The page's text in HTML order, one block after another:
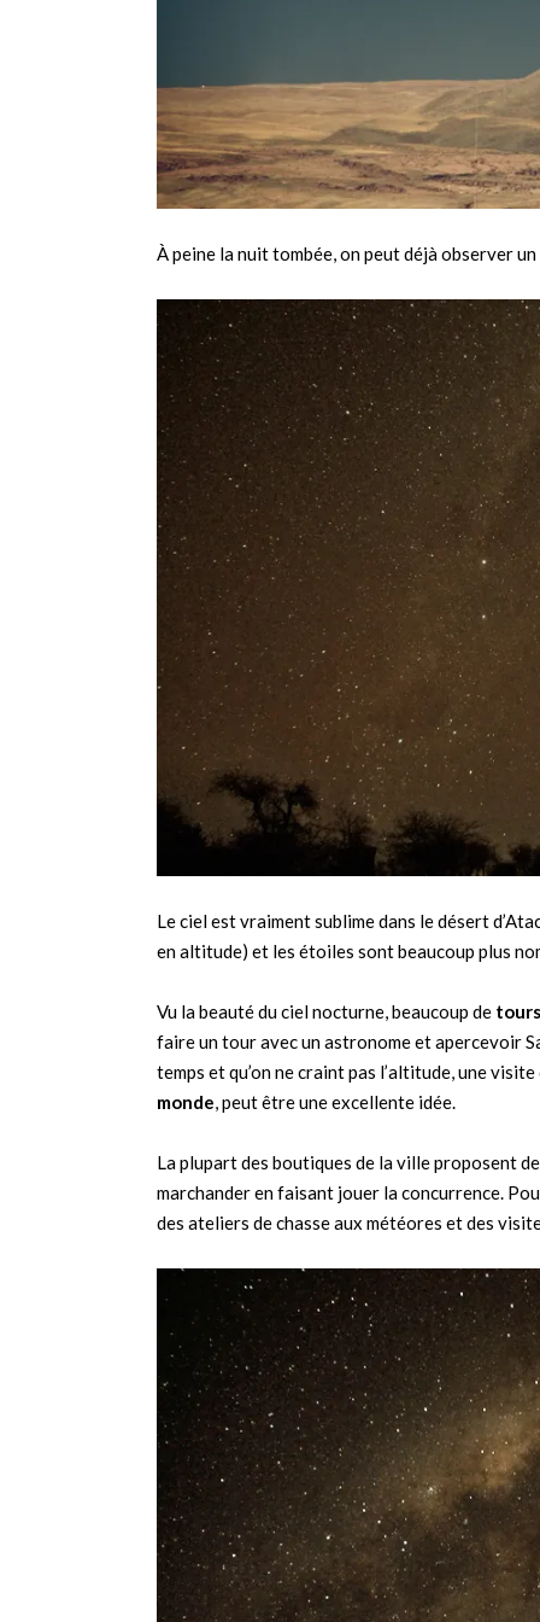
À peine la nuit tombée, on peut déjà observer un
Le ciel est vraiment sublime dans le désert
en altitude) et les étoiles sont beaucoup plus
Vu la beauté du ciel nocturne, beaucoup de
faire un tour avec un astronome et apercevoir
temps et qu’on ne craint pas l’altitude, une visite
monde, peut être une excellente idée.
La plupart des boutiques de la ville proposent
marchander en faisant jouer la concurrence.
des ateliers de chasse aux météores et des